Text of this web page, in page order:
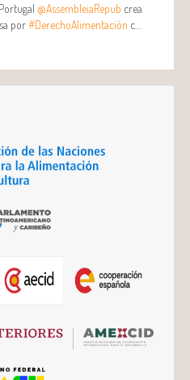
@AssembleiaRepub crea
por#DerechoAlimentación c…